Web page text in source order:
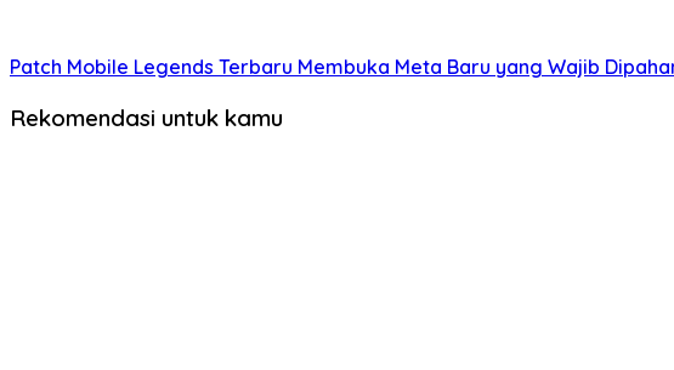
Patch Mobile Legends Terbaru Membuka Meta Baru yang Wajib
Rekomendasi untuk kamu